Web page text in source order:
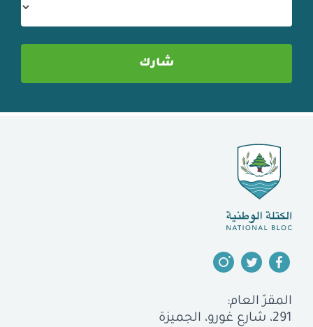
المقرّ العام:
291، شارع غورو، الجميزة